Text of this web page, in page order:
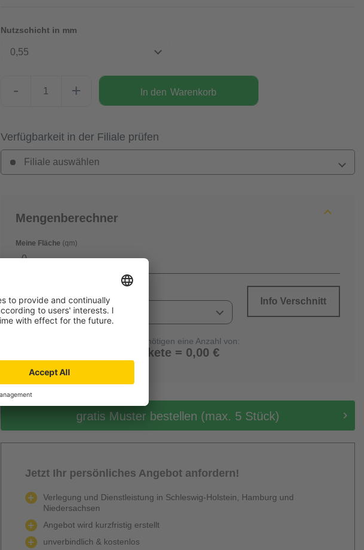
Nutzschicht in mm
0,55
- + In den Warenkorb
Verfügbarkeit in der Filiale prüfen
Filiale auswählen
Mengenberechner
Meine Fläche (qm)
0
Info Verschnitt
Sie benötigen eine Anzahl von:
0 Pakete = 0,00 €
gratis Muster bestellen (max. 5 Stück)
Jetzt Ihr persönliches Angebot anfordern!
Verlegung und Dienstleistung in Schleswig-Holstein, Hamburg und
Niedersachsen
Angebot wird kurzfristig erstellt
unverbindlich & kostenlos